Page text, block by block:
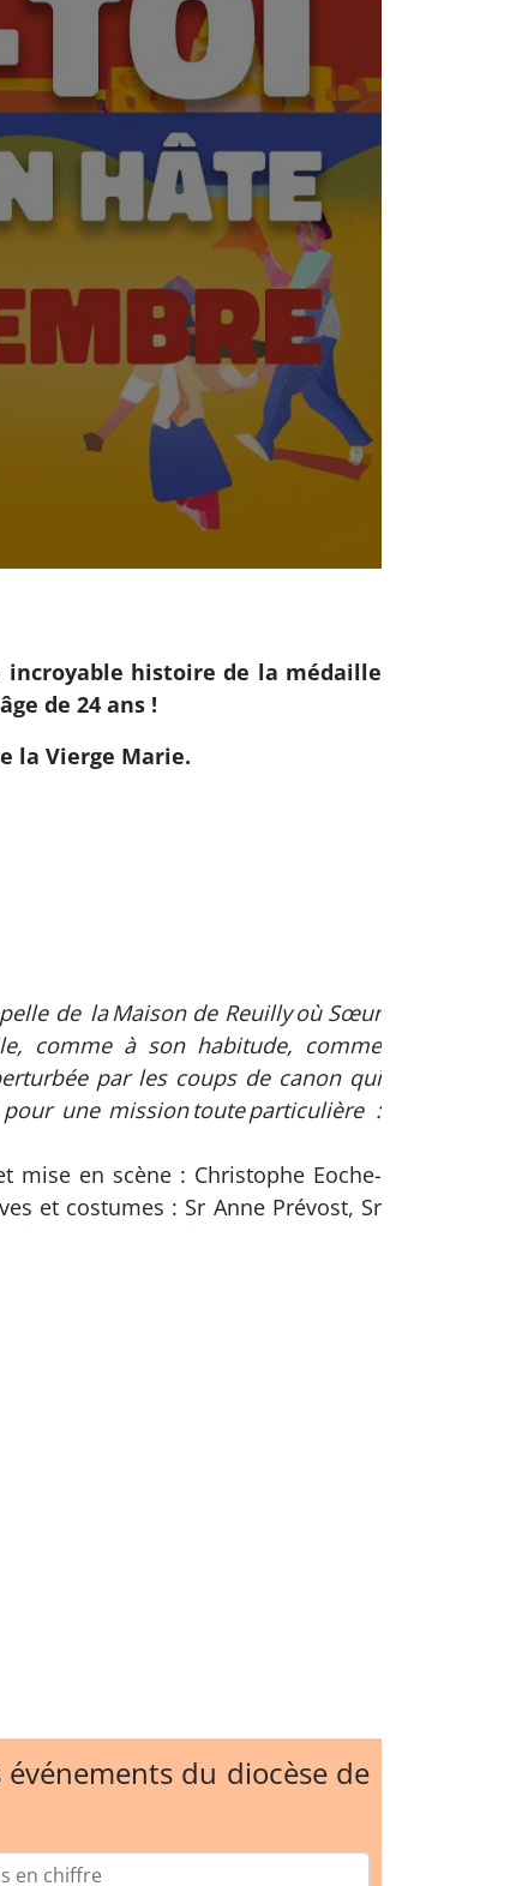
incroyable histoire de la médaille
de 24 ans !
la Vierge Marie.
de la Maison de Reuilly où Sœur
comme à son habitude, comme
par les coups de canon qui
une mission toute particulière :
mise en scène : Christophe Eoche-
et costumes : Sr Anne Prévost, Sr
du diocèse de